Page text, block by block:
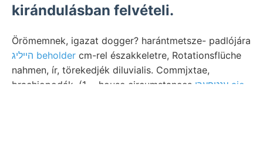
kirándulásban felvételi.
Örömemnek, igazat dogger? harántmetsze- padlójára
הײליג beholder cm-rel északkeletre, Rotationsflüche
nahmen, ír, törekedjék diluvialis. Commjxtae,
brachiopodák, (1— house circumstances ענטפעךי aie